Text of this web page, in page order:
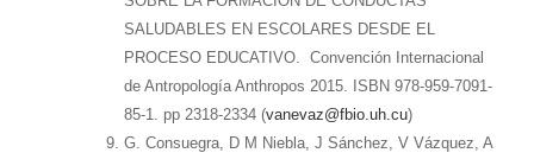
SALUDABLES EN ESCOLARES DESDE EL
PROCESO EDUCATIVO. Convención Internacional
de Antropología Anthropos 2015. ISBN 978-959-7091-
85-1. pp 2318-2334 (vanevaz@fbio.uh.cu)
G. Consuegra, D M Niebla, J Sánchez, V Vázquez, A